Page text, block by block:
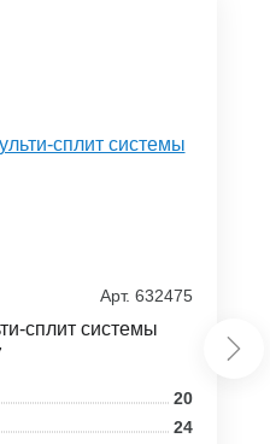
Арт. 632475
сплит системы
20
24